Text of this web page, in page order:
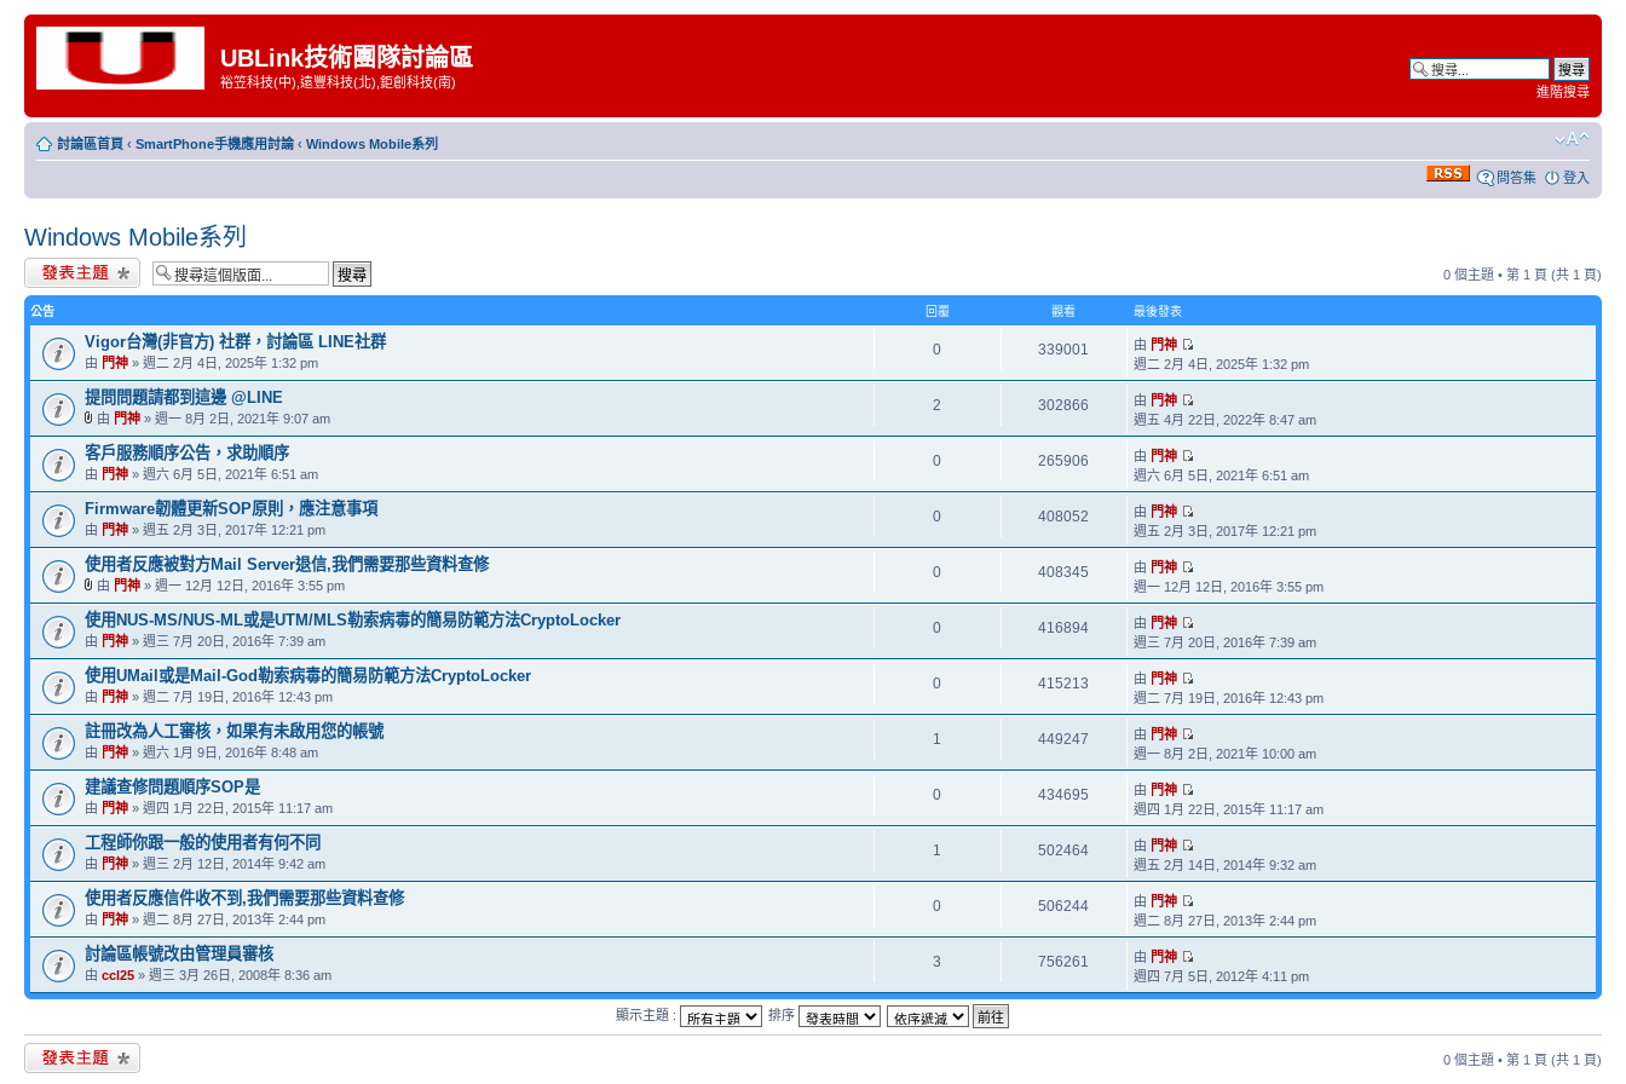
UBLink技術團隊討論區
裕笠科技(中),遠豐科技(北),鉅創科技(南)
進階搜尋
討論區首頁 ‹ SmartPhone手機應用討論 ‹ Windows Mobile系列
問答集 登入
Windows Mobile系列
發表新主題 0 個主題 • 第 1 頁 (共 1 頁)
公告 回覆 觀看 最後發表
Vigor台灣(非官方) 社群，討論區 LINE社群
由 門神 » 週二 2月 4日, 2025年 1:32 pm
0 339001 由 門神
週二 2月 4日, 2025年 1:32 pm
提問問題請都到這邊 @LINE
由 門神 » 週一 8月 2日, 2021年 9:07 am
2 302866 由 門神
週五 4月 22日, 2022年 8:47 am
客戶服務順序公告，求助順序
由 門神 » 週六 6月 5日, 2021年 6:51 am
0 265906 由 門神
週六 6月 5日, 2021年 6:51 am
Firmware韌體更新SOP原則，應注意事項
由 門神 » 週五 2月 3日, 2017年 12:21 pm
0 408052 由 門神
週五 2月 3日, 2017年 12:21 pm
使用者反應被對方Mail Server退信,我們需要那些資料查修
由 門神 » 週一 12月 12日, 2016年 3:55 pm
0 408345 由 門神
週一 12月 12日, 2016年 3:55 pm
使用NUS-MS/NUS-ML或是UTM/MLS勒索病毒的簡易防範方法CryptoLocker
由 門神 » 週三 7月 20日, 2016年 7:39 am
0 416894 由 門神
週三 7月 20日, 2016年 7:39 am
使用UMail或是Mail-God勒索病毒的簡易防範方法CryptoLocker
由 門神 » 週二 7月 19日, 2016年 12:43 pm
0 415213 由 門神
週二 7月 19日, 2016年 12:43 pm
註冊改為人工審核，如果有未啟用您的帳號
由 門神 » 週六 1月 9日, 2016年 8:48 am
1 449247 由 門神
週一 8月 2日, 2021年 10:00 am
建議查修問題順序SOP是
由 門神 » 週四 1月 22日, 2015年 11:17 am
0 434695 由 門神
週四 1月 22日, 2015年 11:17 am
工程師你跟一般的使用者有何不同
由 門神 » 週三 2月 12日, 2014年 9:42 am
1 502464 由 門神
週五 2月 14日, 2014年 9:32 am
使用者反應信件收不到,我們需要那些資料查修
由 門神 » 週二 8月 27日, 2013年 2:44 pm
0 506244 由 門神
週二 8月 27日, 2013年 2:44 pm
討論區帳號改由管理員審核
由 ccl25 » 週三 3月 26日, 2008年 8:36 am
3 756261 由 門神
週四 7月 5日, 2012年 4:11 pm
顯示主題 : 排序
發表新主題 0 個主題 • 第 1 頁 (共 1 頁)